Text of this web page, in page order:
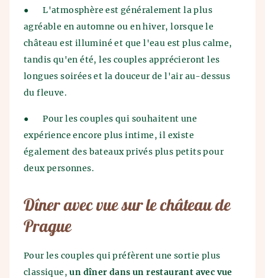
●
L'atmosphère est généralement la plus
agréable en automne ou en hiver, lorsque le
château est illuminé et que l'eau est plus calme,
tandis qu'en été, les couples apprécieront les
longues soirées et la douceur de l'air au-dessus
du fleuve.
●
Pour les couples qui souhaitent une
expérience encore plus intime, il existe
également des bateaux privés plus petits pour
deux personnes.
Dîner avec vue sur le château de
Prague
Pour les couples qui préfèrent une sortie plus
classique,un dîner dans un restaurant avec vue